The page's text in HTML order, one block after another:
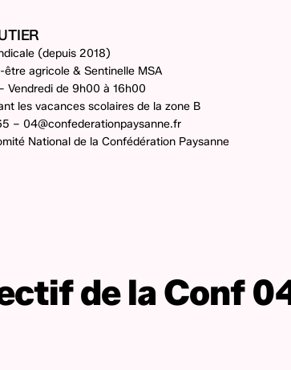
(depuis 2018)
être agricole & Sentinelle MSA
Vendredi de 9h00 à 16h00
les vacances scolaires de la zone B
– 04@confederationpaysanne.fr
National de la Confédération Paysanne
de la Conf